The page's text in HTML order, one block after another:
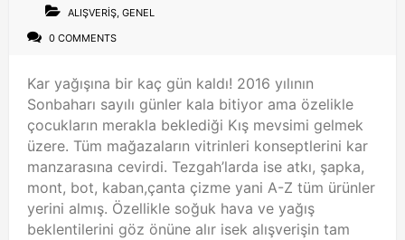
ALIŞVERIŞ, GENEL
0 COMMENTS
Kar yağışına bir kaç gün kaldı! 2016 yılının
Sonbaharı sayılı günler kala bitiyor ama özelikle
çocukların merakla beklediği Kış mevsimi gelmek
üzere. Tüm mağazaların vitrinleri konseptlerini kar
manzarasına cevirdi. Tezgah’larda ise atkı, şapka,
mont, bot, kaban,çanta çizme yani A-Z tüm ürünler
yerini almış. Özellikle soğuk hava ve yağış
beklentilerini göz önüne alır isek alışverişin tam